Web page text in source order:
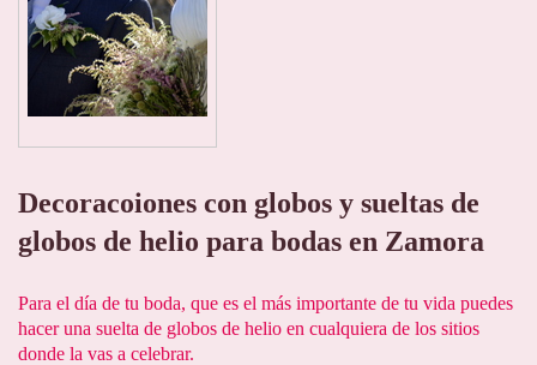
Decoracoiones con globos y sueltas de
globos de helio para bodas en Zamora
Para el día de tu boda, que es el más importante de tu vida puedes
hacer una suelta de globos de helio en cualquiera de los sitios
donde la vas a celebrar.